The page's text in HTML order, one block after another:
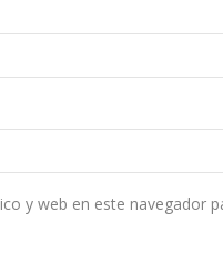
y web en este navegador